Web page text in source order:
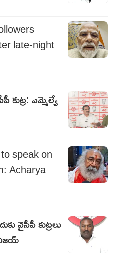
late-night
కుట్ర: ఎమ్మెల్యే
speak on
Acharya
వైసీపీ కుట్రలు